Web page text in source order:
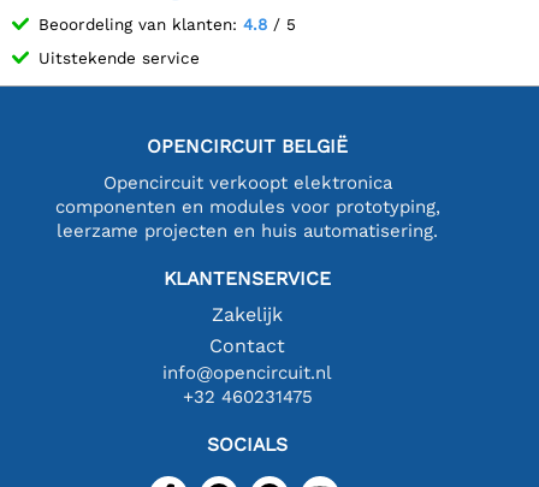
Beoordeling van klanten: 4.8 / 5
Uitstekende service
OPENCIRCUIT BELGIË
Opencircuit verkoopt elektronica
componenten en modules voor prototyping,
leerzame projecten en huis automatisering.
KLANTENSERVICE
Zakelijk
Contact
info@opencircuit.nl
+32 460231475
SOCIALS